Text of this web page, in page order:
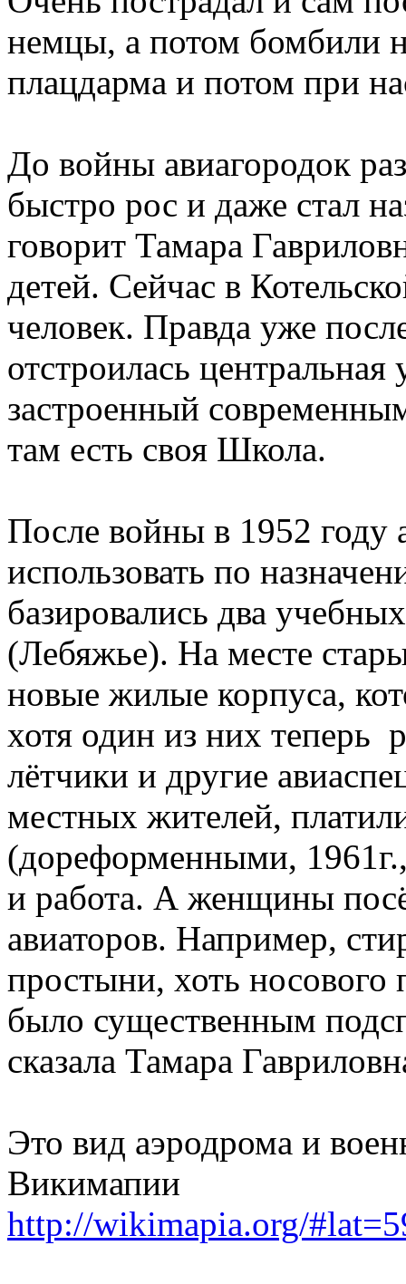
немцы, а потом бомбили
плацдарма и потом при
До войны авиагородок
быстро рос и даже стал
говорит Тамара
детей. Сейчас в
человек. Правда уже
отстроилась
застроенный
там есть своя Школа.
После войны в 1952 году
использовать по
базировались два
(Лебяжье). На месте
новые жилые корпуса,
хотя один из них теперь
лётчики и другие
местных жителей,
(дореформенными,
и работа. А женщины
авиаторов. Например,
простыни, хоть носового
было существенным
сказала Тамара
Это вид аэродрома и
Викимапии
http://wikimapia.org/